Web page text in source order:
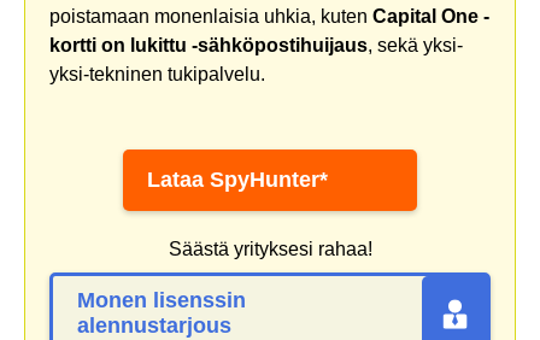
poistamaan monenlaisia uhkia, kuten Capital One -
kortti on lukittu -sähköpostihuijaus, sekä yksi-
yksi-tekninen tukipalvelu.
Lataa SpyHunter*
Säästä yrityksesi rahaa!
Monen lisenssin
alennustarjous